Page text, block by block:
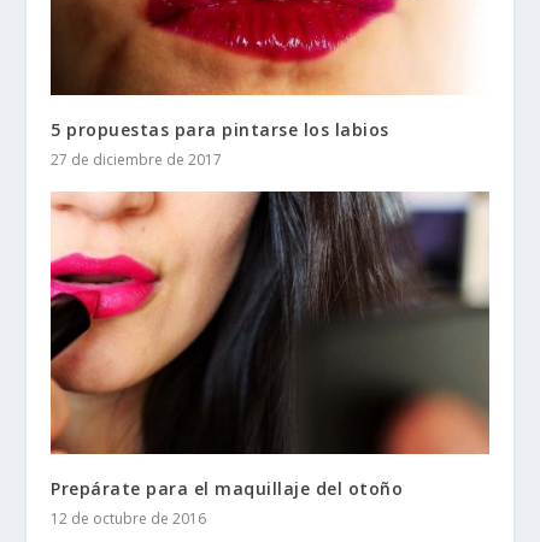
5 propuestas para pintarse los labios
27 de diciembre de 2017
Prepárate para el maquillaje del otoño
12 de octubre de 2016